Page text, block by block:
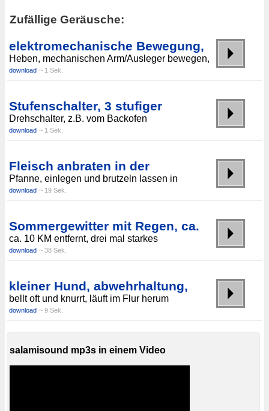
Zufällige Geräusche:
elektromechanische Bewegung,
Heben, mechanischen Arm/Ausleger bewegen,
download ~ 1 Sek.
Stufenschalter, 3 stufiger
Drehschalter, z.B. vom Backofen
download ~ 1 Sek.
Fleisch anbraten in der
Pfanne, einlegen und brutzeln lassen in
download ~ 19 Sek.
Sommergewitter mit Regen, ca.
ca. 10 KM entfernt, drei mal starkes
download ~ 38 Sek.
kleiner Hund, abwehrhaltung,
bellt oft und knurrt, läuft im Flur herum
download ~ 9 Sek.
salamisound mp3s in einem Video